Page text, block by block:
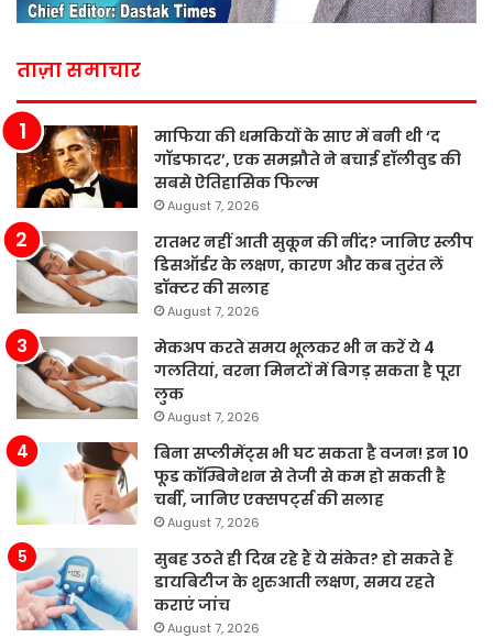
ताज़ा समाचार
माफिया की धमकियों के साए में बनी थी ‘द
गॉडफादर’, एक समझौते ने बचाई हॉलीवुड की
सबसे ऐतिहासिक फिल्म
August 7, 2026
रातभर नहीं आती सुकून की नींद? जानिए स्लीप
डिसऑर्डर के लक्षण, कारण और कब तुरंत लें
डॉक्टर की सलाह
August 7, 2026
मेकअप करते समय भूलकर भी न करें ये 4
गलतियां, वरना मिनटों में बिगड़ सकता है पूरा
लुक
August 7, 2026
बिना सप्लीमेंट्स भी घट सकता है वजन! इन 10
फूड कॉम्बिनेशन से तेजी से कम हो सकती है
चर्बी, जानिए एक्सपर्ट्स की सलाह
August 7, 2026
सुबह उठते ही दिख रहे हैं ये संकेत? हो सकते हैं
डायबिटीज के शुरुआती लक्षण, समय रहते
कराएं जांच
August 7, 2026